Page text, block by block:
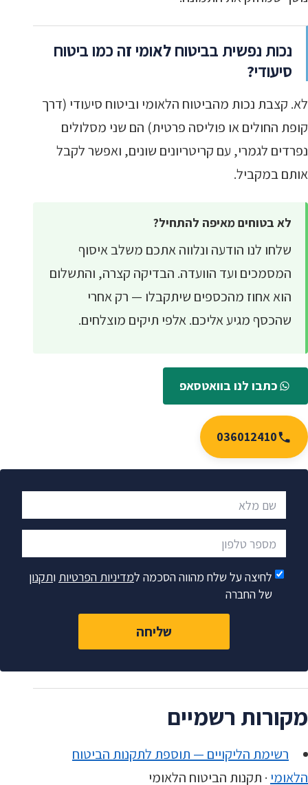
נכות נפשית בביטוח לאומי זה כמו ביטוח
סיעודי?
לא. קצבת נכות מהביטוח הלאומי וביטוח סיעודי (דרך
קופת החולים או פוליסה פרטית) הם שני מסלולים
נפרדים לגמרי, עם קריטריונים שונים, ואפשר לקבל
אותם במקביל.
לא בטוחים מאיפה להתחיל?
שלחו לנו הודעה ונלווה אתכם משלב איסוף
המסמכים ועד הוועדה. הבדיקה קצרה, והתשלום
הוא אחוז מהכספים שיתקבלו — רק אחרי
שהכסף מגיע אליכם. אלפי תיקים מוצלחים.
כתבו לנו בוואטסאפ
036012410
שם מלא
מספר טלפון
לחיצה על שלח מהווה הסכמה למדיניות הפרטיות ותקנון
של החברה
שליחה
מקורות רשמיים
רשימת הליקויים — תוספת לתקנות הביטוח
הלאומי · תקנות הביטוח הלאומי